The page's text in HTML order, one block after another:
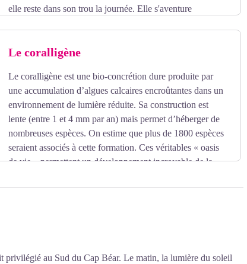
elle reste dans son trou la journée. Elle s'aventure
Le coralligène
Le coralligène est une bio-concrétion dure produite par
une accumulation d’algues calcaires encroûtantes dans un
environnement de lumière réduite. Sa construction est
lente (entre 1 et 4 mm par an) mais permet d’héberger de
nombreuses espèces. On estime que plus de 1800 espèces
seraient associés à cette formation. Ces véritables « oasis
de vie » permettent un développement incroyable de la
privilégié au Sud du Cap Béar. Le matin, la lumière du soleil